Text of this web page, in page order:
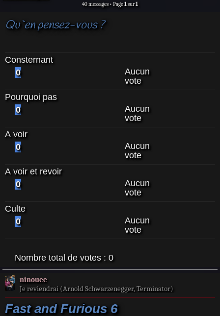
40 messages • Page1sur1
Qu`en pensez-vous ?
Consternant
0
Aucun
vote
Pourquoi pas
0
Aucun
vote
A voir
0
Aucun
vote
A voir et revoir
0
Aucun
vote
Culte
0
Aucun
vote
Nombre total de votes : 0
ninouee
Je reviendrai (Arnold Schwarzenegger, Terminator)
Fast and Furious 6